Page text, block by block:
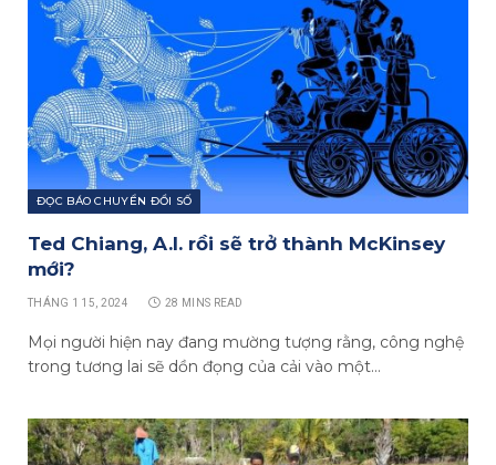
ĐỌC BÁO CHUYỂN ĐỔI SỐ
Ted Chiang, A.I. rồi sẽ trở thành McKinsey
mới?
THÁNG 1 15, 2024 28 MINS READ
Mọi người hiện nay đang mường tượng rằng, công nghệ
trong tương lai sẽ dồn đọng của cải vào một…